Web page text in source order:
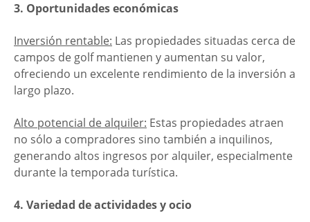
3. Oportunidades económicas
Inversión rentable: Las propiedades situadas cerca de
campos de golf mantienen y aumentan su valor,
ofreciendo un excelente rendimiento de la inversión a
largo plazo.
Alto potencial de alquiler: Estas propiedades atraen
no sólo a compradores sino también a inquilinos,
generando altos ingresos por alquiler, especialmente
durante la temporada turística.
4. Variedad de actividades y ocio